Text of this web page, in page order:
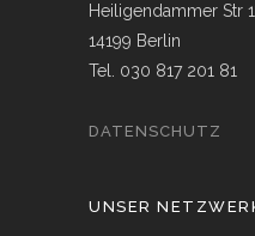
Heiligendammer Str
14199 Berlin
Tel. 030 817 201 81
DATENSCHUTZ
UNSER